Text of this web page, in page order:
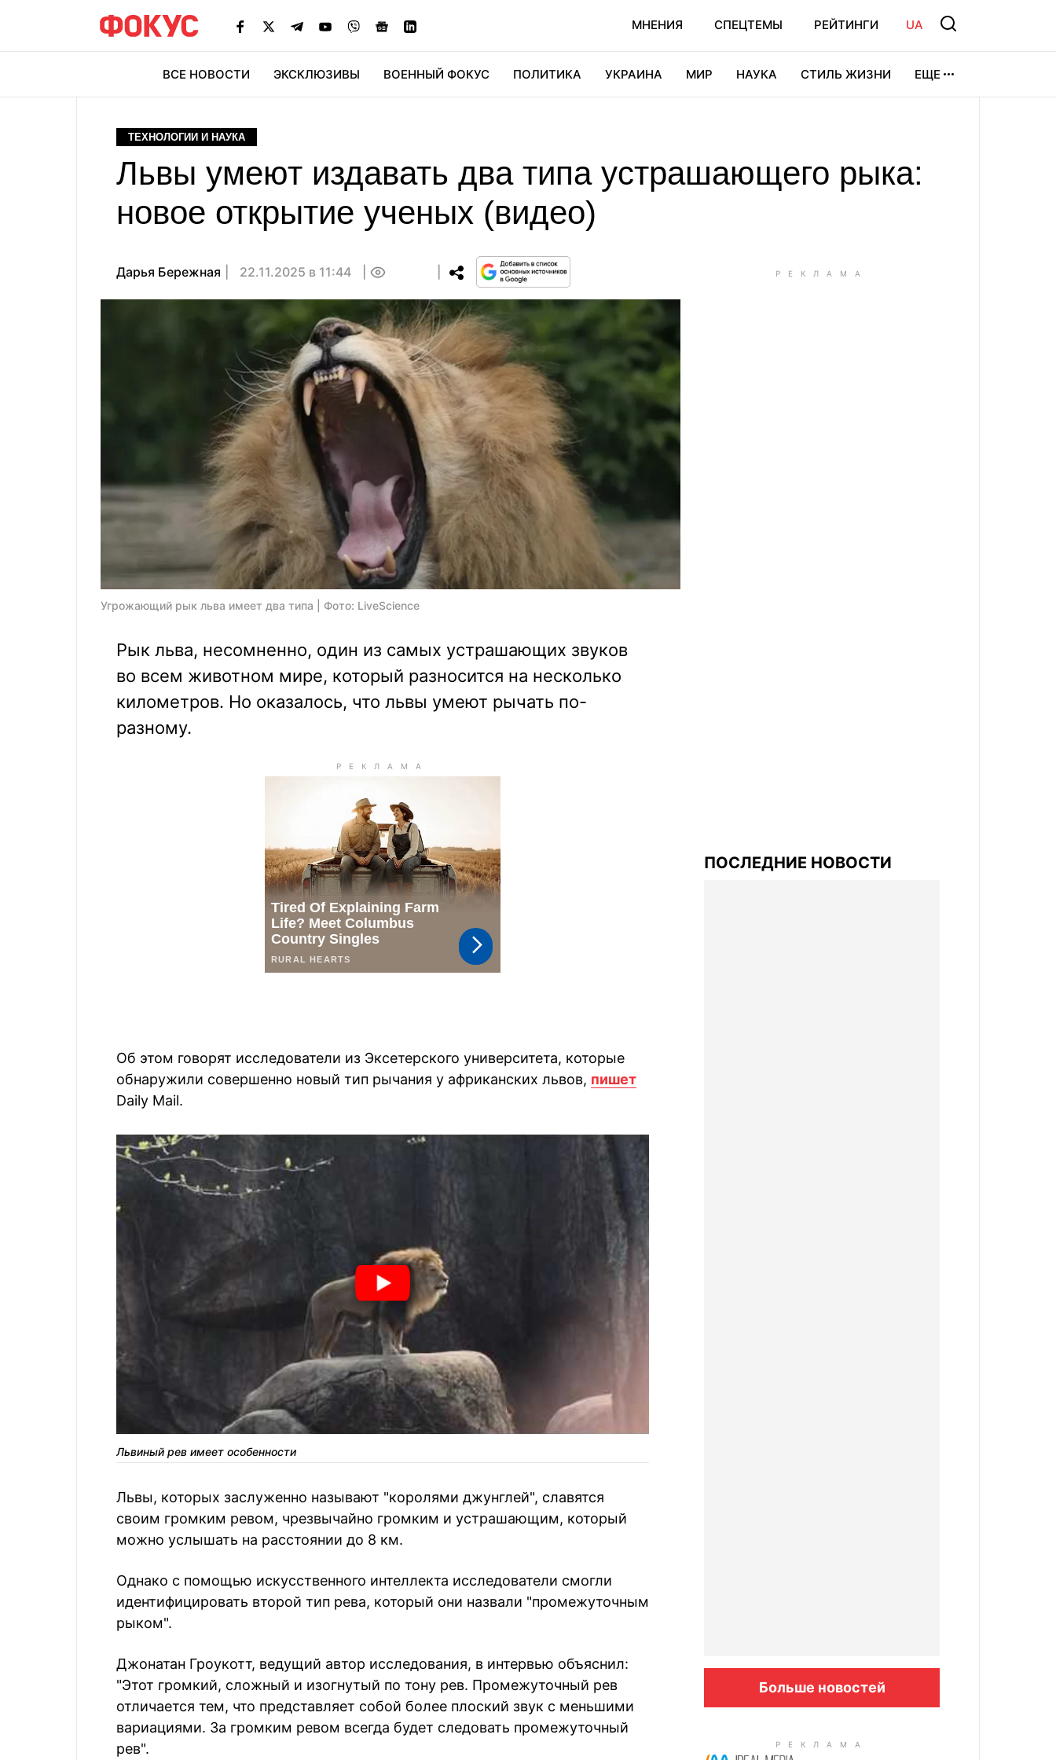
МНЕНИЯ СПЕЦТЕМЫ РЕЙТИНГИ UA
ВСЕ НОВОСТИ ЭКСКЛЮЗИВЫ ВОЕННЫЙ ФОКУС ПОЛИТИКА УКРАИНА МИР НАУКА СТИЛЬ ЖИЗНИ ЕЩЕ
ТЕХНОЛОГИИ И НАУКА
Львы умеют издавать два типа устрашающего рыка:
новое открытие ученых (видео)
Дарья Бережная 22.11.2025 в 11:44
Угрожающий рык льва имеет два типа | Фото: LiveScience
Рык льва, несомненно, один из самых устрашающих звуков
во всем животном мире, который разносится на несколько
километров. Но оказалось, что львы умеют рычать по-
разному.
Об этом говорят исследователи из Эксетерского университета, которые
обнаружили совершенно новый тип рычания у африканских львов, пишет
Daily Mail.
Львиный рев имеет особенности
Львы, которых заслуженно называют "королями джунглей", славятся
своим громким ревом, чрезвычайно громким и устрашающим, который
можно услышать на расстоянии до 8 км.
Однако с помощью искусственного интеллекта исследователи смогли
идентифицировать второй тип рева, который они назвали "промежуточным
рыком".
Джонатан Гроукотт, ведущий автор исследования, в интервью объяснил:
"Этот громкий, сложный и изогнутый по тону рев. Промежуточный рев
отличается тем, что представляет собой более плоский звук с меньшими
вариациями. За громким ревом всегда будет следовать промежуточный
рев".
ПОСЛЕДНИЕ НОВОСТИ
Больше новостей